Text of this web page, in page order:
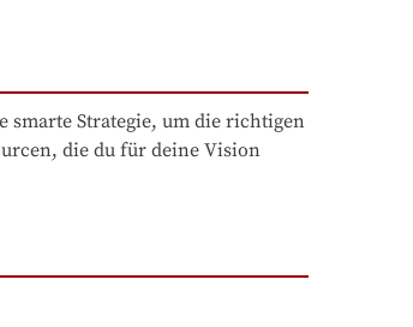
smarte Strategie, um die richtigen
die du für deine Vision